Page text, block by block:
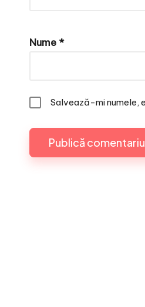
Nume *
Salvează-mi numele,